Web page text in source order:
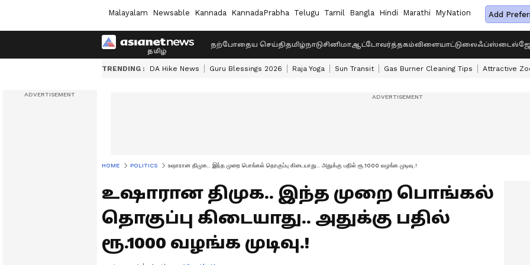
Malayalam Newsable Kannada KannadaPrabha Telugu Tamil Bangla Hindi Marathi MyNation Add
தற்போதைய செய்திதமிழ்நாடுசினிமாஆட்டோவர்த்தகம்விளையாட்டுலைஃப்ஸ்டைல்
TRENDING : DA Hike News Guru Blessings 2026 Raja Yoga Sun Transit Gas Burner Cleaning Tips Attractive
HOME POLITICS உஷாரான திமுக.. இந்த முறை பொங்கல் தொகுப்பு கிடையாது.. அதுக்கு பதில் ரூ.1000 வழங்க முடிவு.!
உஷாரான திமுக.. இந்த முறை பொங்கல்
தொகுப்பு கிடையாது.. அதுக்கு பதில்
ரூ.1000 வழங்க முடிவு.!